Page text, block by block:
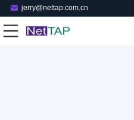
jerry@nettap.com.cn